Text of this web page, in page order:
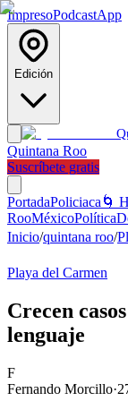
ImpresoPodcastApp
Edición
Quintana Roo
Suscríbete gratis
PortadaPoliciaca 🌀
RooMéxicoPolítica
Inicio/quintana roo/
Playa del Carmen
Crecen
lenguaje
F
Fernando Morcillo·